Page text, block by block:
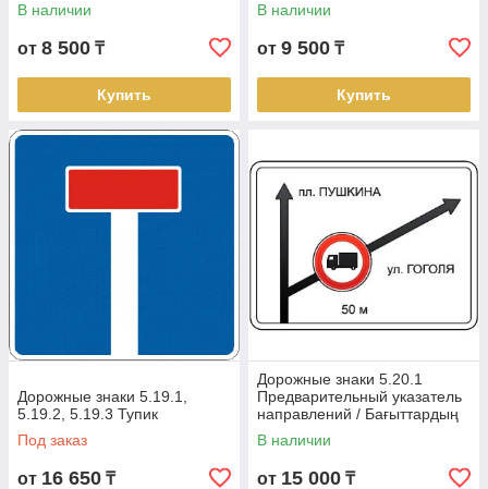
В наличии
от 8 500 ₸
Купить
В наличии
от 9 500 ₸
Купить
Дорожные знаки 5.19.1,
5.19.2, 5.19.3 Тупик
Под заказ
от 16 650 ₸
Дорожные знаки 5.20.1
Предварительный указатель
направлений / Бағыттардың
алдын-ала көрсеткіші/
В наличии
от 15 000 ₸